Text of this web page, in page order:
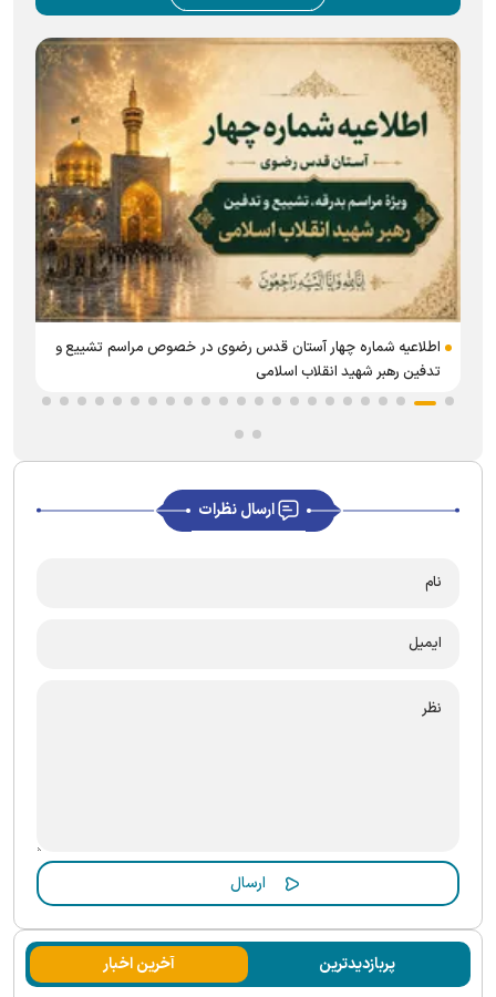
اطلاعیه شماره چهار آستان قدس رضوی در خصوص مراسم تشییع و
تدفین رهبر شهید انقلاب اسلامی
ارسال نظرات
پربازدیدترین آخرین اخبار